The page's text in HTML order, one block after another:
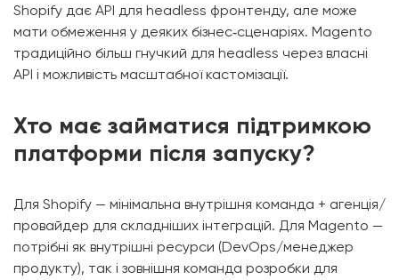
Shopify дає API для headless фронтенду, але може
мати обмеження у деяких бізнес‑сценаріях. Magento
традиційно більш гнучкий для headless через власні
API і можливість масштабної кастомізації.
Хто має займатися підтримкою
платформи після запуску?
Для Shopify — мінімальна внутрішня команда + агенція/
провайдер для складніших інтеграцій. Для Magento —
потрібні як внутрішні ресурси (DevOps/менеджер
продукту), так і зовнішня команда розробки для